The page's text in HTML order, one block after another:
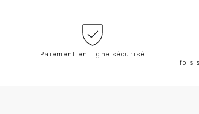
Paiement en ligne sécurisé
fois